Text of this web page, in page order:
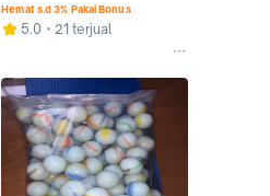
Hemat s.d 3% Pakai Bonus
5.0 21 terjual